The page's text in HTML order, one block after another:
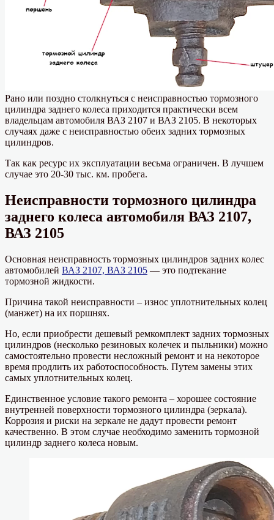
Рано или поздно столкнуться с неисправностью тормозного
цилиндра заднего колеса приходится практически всем
владельцам автомобиля ВАЗ 2107 и ВАЗ 2105. В некоторых
случаях даже с неисправностью обеих задних тормозных
цилиндров.
Так как ресурс их эксплуатации весьма ограничен. В лучшем
случае это 20-30 тыс. км. пробега.
Неисправности тормозного цилиндра
заднего колеса автомобиля ВАЗ 2107,
ВАЗ 2105
Основная неисправность тормозных цилиндров задних колес
автомобилей ВАЗ 2107, ВАЗ 2105 — это подтекание
тормозной жидкости.
Причина такой неисправности – износ уплотнительных колец
(манжет) на их поршнях.
Но, если приобрести дешевый ремкомплект задних тормозных
цилиндров (несколько резиновых колечек и пыльники) можно
самостоятельно провести несложный ремонт и на некоторое
время продлить их работоспособность. Путем замены этих
самых уплотнительных колец.
Единственное условие такого ремонта – хорошее состояние
внутренней поверхности тормозного цилиндра (зеркала).
Коррозия и риски на зеркале не дадут провести ремонт
качественно. В этом случае необходимо заменить тормозной
цилиндр заднего колеса новым.